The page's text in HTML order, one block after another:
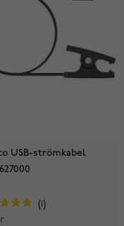
USB-strömkabel
1